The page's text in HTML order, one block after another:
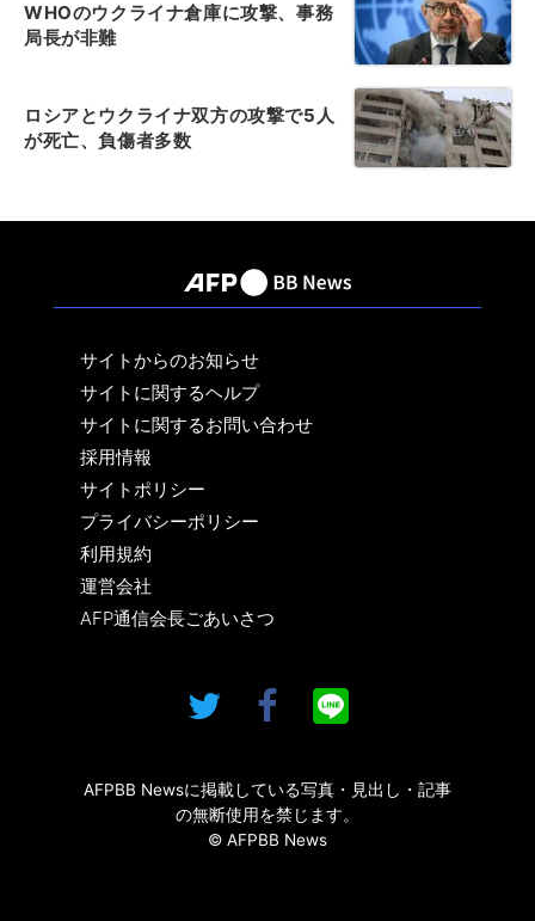
WHOのウクライナ倉庫に攻撃、事務
局長が非難
ロシアとウクライナ双方の攻撃で5人
が死亡、負傷者多数
サイトからのお知らせ
サイトに関するヘルプ
サイトに関するお問い合わせ
採用情報
サイトポリシー
プライバシーポリシー
利用規約
運営会社
AFP通信会長ごあいさつ
AFPBB Newsに掲載している写真・見出し・記事
の無断使用を禁じます。
© AFPBB News